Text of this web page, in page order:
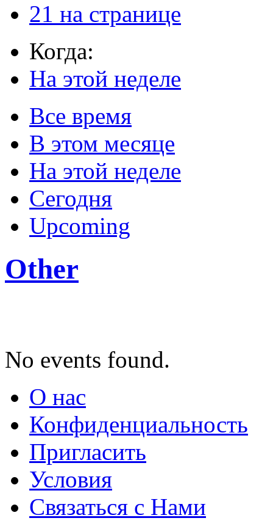
21 на странице
Когда:
На этой неделе
Все время
В этом месяце
На этой неделе
Сегодня
Upcoming
Other
No events found.
О нас
Конфиденциальность
Пригласить
Условия
Связаться с Нами